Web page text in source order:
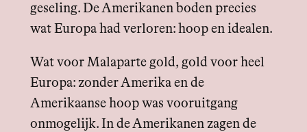
geseling. De Amerikanen boden precies
wat Europa had verloren: hoop en idealen.
Wat voor Malaparte gold, gold voor heel
Europa: zonder Amerika en de
Amerikaanse hoop was vooruitgang
onmogelijk. In de Amerikanen zagen de